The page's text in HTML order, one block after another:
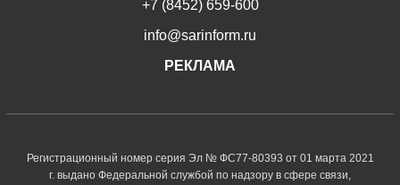
+7 (8452) 659-600
info@sarinform.ru
РЕКЛАМА
Регистрационный номер серия Эл № ФС77-80393 от 01 марта 2021
г. выдано Федеральной службой по надзору в сфере связи,